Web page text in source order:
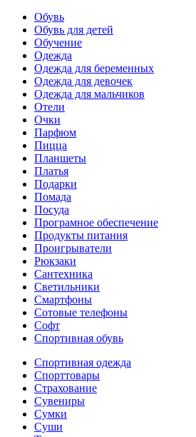
Обувь
Обувь для детей
Обучение
Одежда
Одежда для беременных
Одежда для девочек
Одежда для мальчиков
Отели
Очки
Парфюм
Пицца
Планшеты
Платья
Подарки
Помада
Посуда
Програмное обеспечение
Продукты питания
Проигрыватели
Рюкзаки
Сантехника
Светильники
Смартфоны
Сотовые телефоны
Софт
Спортивная обувь
Спортивная одежда
Спорттовары
Страхование
Сувениры
Сумки
Суши